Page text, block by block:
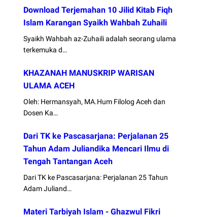
Download Terjemahan 10 Jilid Kitab Fiqh
Islam Karangan Syaikh Wahbah Zuhaili
Syaikh Wahbah az-Zuhaili adalah seorang ulama
terkemuka d…
KHAZANAH MANUSKRIP WARISAN
ULAMA ACEH
Oleh: Hermansyah, MA.Hum Filolog Aceh dan
Dosen Ka…
Dari TK ke Pascasarjana: Perjalanan 25
Tahun Adam Juliandika Mencari Ilmu di
Tengah Tantangan Aceh
Dari TK ke Pascasarjana: Perjalanan 25 Tahun
Adam Juliand…
Materi Tarbiyah Islam - Ghazwul Fikri